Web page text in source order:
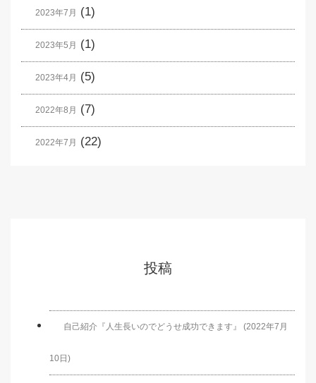
2023年7月 (1)
2023年5月 (1)
2023年4月 (5)
2022年8月 (7)
2022年7月 (22)
投稿
自己紹介『人生長いのでどうせ成功できます』 (2022年7月
10日)